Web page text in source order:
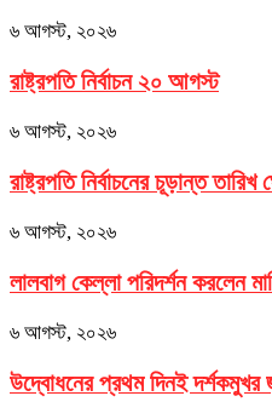
৬ আগস্ট, ২০২৬
রাষ্ট্রপতি নির্বাচন ২০ আগস্ট
৬ আগস্ট, ২০২৬
রাষ্ট্রপতি নির্বাচনের চূড়ান্ত তারিখ
৬ আগস্ট, ২০২৬
লালবাগ কেল্লা পরিদর্শন করলেন
৬ আগস্ট, ২০২৬
উদ্বোধনের প্রথম দিনই